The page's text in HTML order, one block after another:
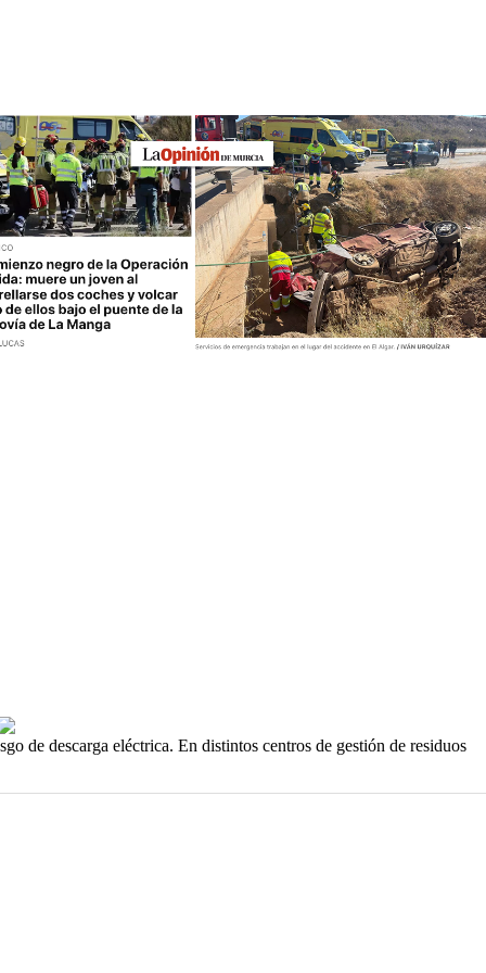
de descarga eléctrica. En distintos centros de gestión de residuos